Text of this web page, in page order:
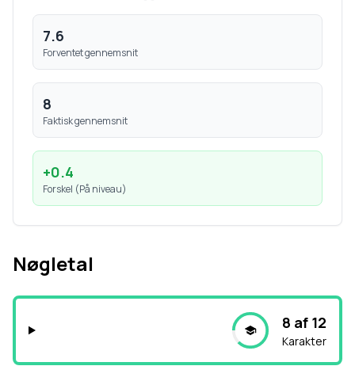
7.6
Forventet gennemsnit
8
Faktisk gennemsnit
+0.4
Forskel (På niveau)
Nøgletal
8 af 12
Karakter